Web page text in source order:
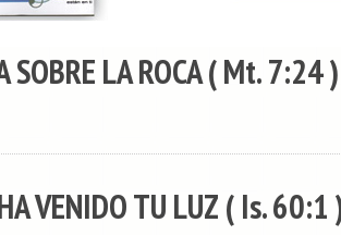
SOBRE LA ROCA ( Mt. 7:24 )
VENIDO TU LUZ ( Is. 60:1